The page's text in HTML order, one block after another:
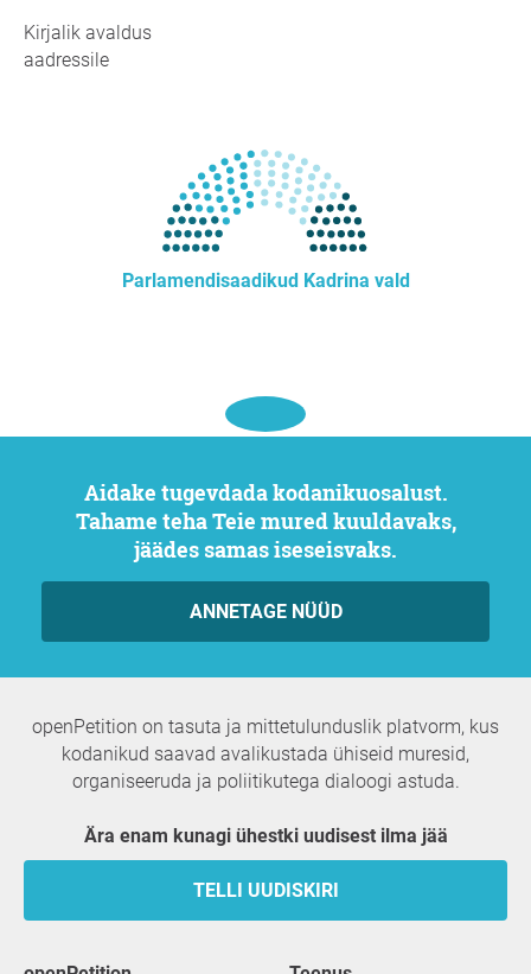
Kirjalik avaldus
aadressile
Parlamendisaadikud Kadrina vald
Aidake tugevdada kodanikuosalust.
Tahame teha Teie mured kuuldavaks,
jäädes samas iseseisvaks.
ANNETAGE NÜÜD
openPetition on tasuta ja mittetulunduslik platvorm, kus
kodanikud saavad avalikustada ühiseid muresid,
organiseeruda ja poliitikutega dialoogi astuda.
Ära enam kunagi ühestki uudisest ilma jää
TELLI UUDISKIRI